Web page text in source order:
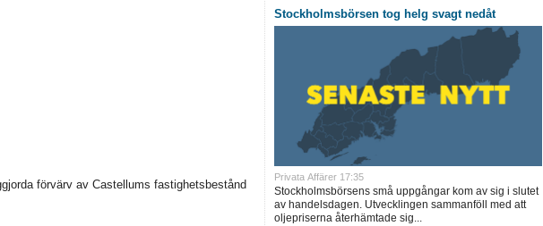
förvärv av Castellums fastighetsbestånd
Stockholmsbörsen tog helg svagt nedåt
Privata Affärer 17:35
Stockholmsbörsens små uppgångar kom av sig i slutet
av handelsdagen. Utvecklingen sammanföll med att
oljepriserna återhämtade sig...